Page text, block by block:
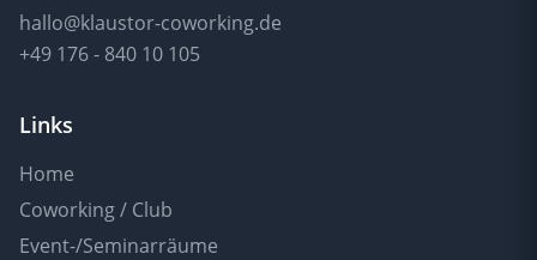
hallo@klaustor-coworking.de
+49 176 - 840 10 105
Links
Home
Coworking / Club
Event-/Seminarräume